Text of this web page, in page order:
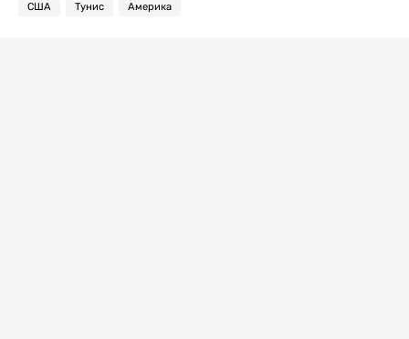
США Тунис Америка